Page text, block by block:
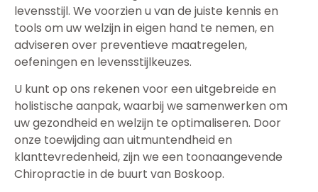
levensstijl. We voorzien u van de juiste kennis en
tools om uw welzijn in eigen hand te nemen, en
adviseren over preventieve maatregelen,
oefeningen en levensstijlkeuzes.
U kunt op ons rekenen voor een uitgebreide en
holistische aanpak, waarbij we samenwerken om
uw gezondheid en welzijn te optimaliseren. Door
onze toewijding aan uitmuntendheid en
klanttevredenheid, zijn we een toonaangevende
Chiropractie in de buurt van Boskoop.